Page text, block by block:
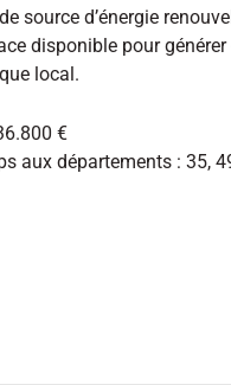
source d’énergie
disponible pour générer
local.
€
aux départements : 35,